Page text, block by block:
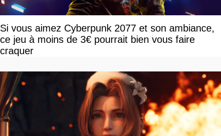
Si vous aimez Cyberpunk 2077 et son ambiance,
ce jeu à moins de 3€ pourrait bien vous faire
craquer